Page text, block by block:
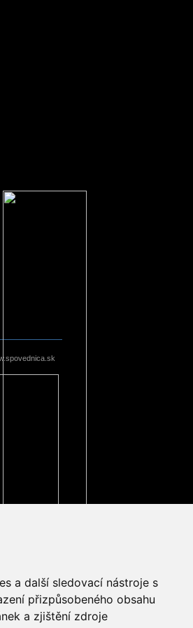
a další sledovací nástroje s
přizpůsobeného obsahu
a zjištění zdroje